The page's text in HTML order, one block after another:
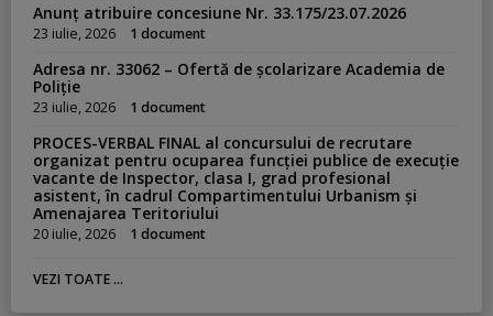
Anunț atribuire concesiune Nr. 33.175/23.07.2026
23 iulie, 2026 1 document
Adresa nr. 33062 – Ofertă de școlarizare Academia de
Poliție
23 iulie, 2026 1 document
PROCES-VERBAL FINAL al concursului de recrutare
organizat pentru ocuparea funcției publice de execuție
vacante de Inspector, clasa I, grad profesional
asistent, în cadrul Compartimentului Urbanism și
Amenajarea Teritoriului
20 iulie, 2026 1 document
VEZI TOATE ...